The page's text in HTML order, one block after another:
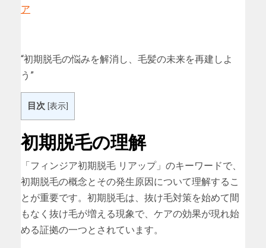
ア
“初期脱毛の悩みを解消し、毛髪の未来を再建しよ
う”
目次 [表示]
初期脱毛の理解
「フィンジア初期脱毛 リアップ」のキーワードで、
初期脱毛の概念とその発生原因について理解するこ
とが重要です。初期脱毛は、抜け毛対策を始めて間
もなく抜け毛が増える現象で、ケアの効果が現れ始
める証拠の一つとされています。